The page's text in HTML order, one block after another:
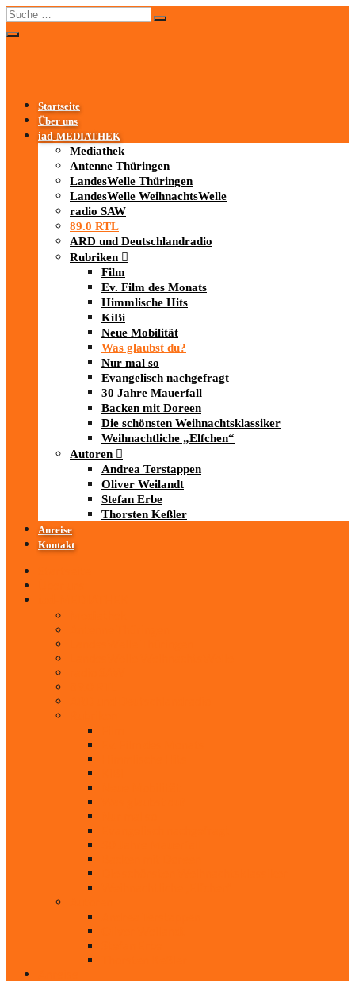
Startseite
Über uns
iad-MEDIATHEK
Mediathek
Antenne Thüringen
LandesWelle Thüringen
LandesWelle WeihnachtsWelle
radio SAW
89.0 RTL
ARD und Deutschlandradio
Rubriken
Film
Ev. Film des Monats
Himmlische Hits
KiBi
Neue Mobilität
Was glaubst du?
Nur mal so
Evangelisch nachgefragt
30 Jahre Mauerfall
Backen mit Doreen
Die schönsten Weihnachtsklassiker
Weihnachtliche „Elfchen“
Autoren
Andrea Terstappen
Oliver Weilandt
Stefan Erbe
Thorsten Keßler
Anreise
Kontakt